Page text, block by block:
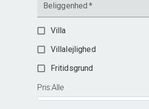
Beliggenhed *
Villa
Villalejlighed
Fritidsgrund
Pris:Alle